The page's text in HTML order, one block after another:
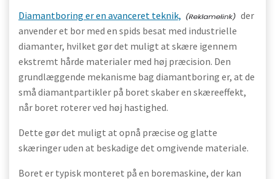
Diamantboring er en avanceret teknik,
der
anvender et bor med en spids besat med industrielle
diamanter, hvilket gør det muligt at skære igennem
ekstremt hårde materialer med høj præcision. Den
grundlæggende mekanisme bag diamantboring er, at de
små diamantpartikler på boret skaber en skæreeffekt,
når boret roterer ved høj hastighed.
Dette gør det muligt at opnå præcise og glatte
skæringer uden at beskadige det omgivende materiale.
Boret er typisk monteret på en boremaskine, der kan